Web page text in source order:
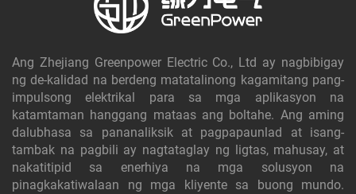
Ang Zhejiang Greenpower Electric Co., Ltd ay nagbibigay
ng de-kalidad na berdeng matatalinong kagamitang pang-
impulsong elektrikal para sa mga aplikasyon na
katamtaman hanggang mataas ang boltahe. Ang aming
dalubhasa sa pananaliksik at pagpapaunlad at isang-
tambak na pagbili ay nagtataglay ng ligtas, mahusay, at
nakatitipid sa enerhiya na mga solusyon na
pinagkakatiwalaan ng mga kliyente sa buong mundo.